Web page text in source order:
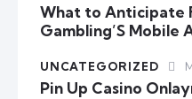
What to Anticipate
Gambling’S Mobile
UNCATEGORIZED
Pin Up Casino